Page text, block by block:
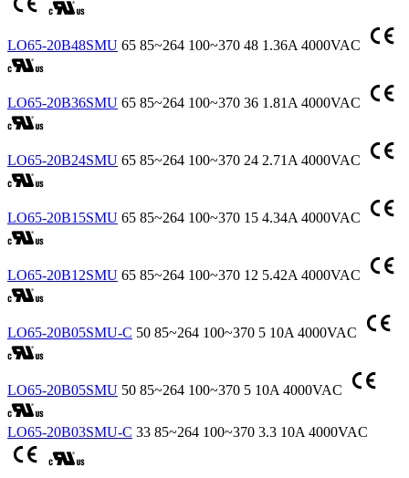
LO65-20B48SMU 65 85~264 100~370 48 1.36A 4000VAC
LO65-20B36SMU 65 85~264 100~370 36 1.81A 4000VAC
LO65-20B24SMU 65 85~264 100~370 24 2.71A 4000VAC
LO65-20B15SMU 65 85~264 100~370 15 4.34A 4000VAC
LO65-20B12SMU 65 85~264 100~370 12 5.42A 4000VAC
LO65-20B05SMU-C 50 85~264 100~370 5 10A 4000VAC
LO65-20B05SMU 50 85~264 100~370 5 10A 4000VAC
LO65-20B03SMU-C 33 85~264 100~370 3.3 10A 4000VAC